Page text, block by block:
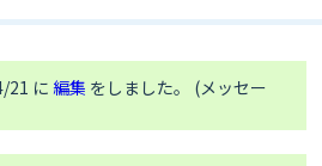
21 に編集 をしました。 (メッセー